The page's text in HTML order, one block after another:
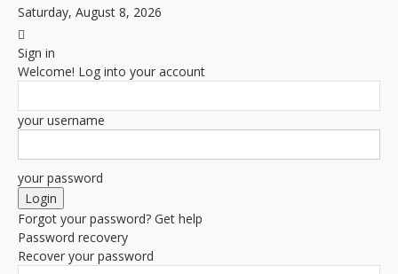
Saturday, August 8, 2026
Sign in
Welcome! Log into your account
your username
your password
Forgot your password? Get help
Password recovery
Recover your password